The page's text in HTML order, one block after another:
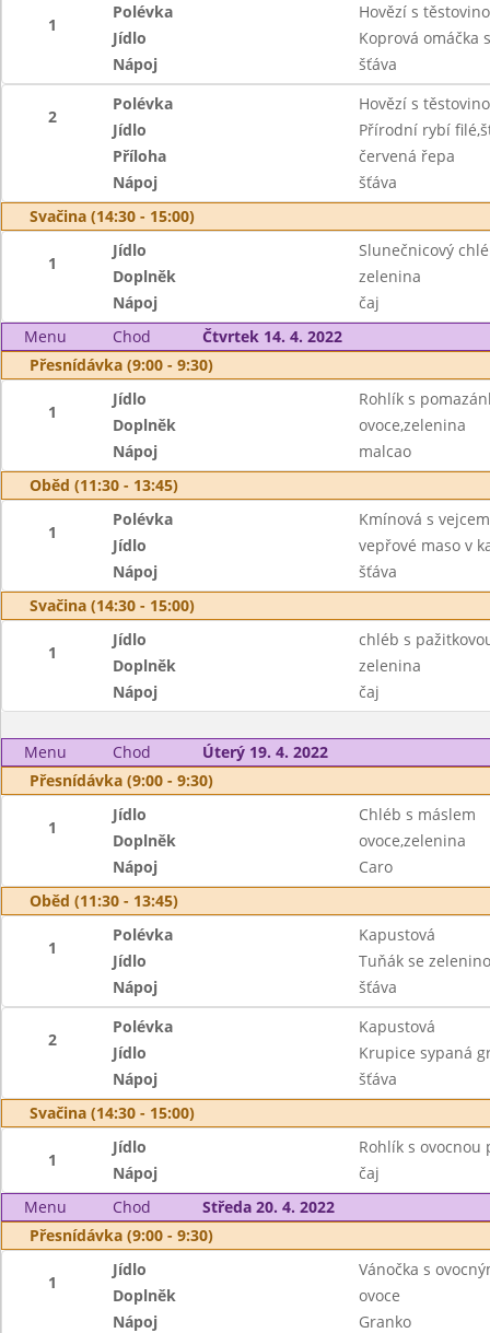
1
Polévka
Hovězí s
Jídlo
Koprová omáčka
Nápoj
šťáva
2
Polévka
Hovězí s
Jídlo
Přírodní rybí
Příloha
červená řepa
Nápoj
šťáva
Svačina (14:30 - 15:00)
1
Jídlo
Slunečnicový
Doplněk
zelenina
Nápoj
čaj
Menu
Chod
Čtvrtek 14. 4. 2022
Přesnídávka (9:00 - 9:30)
1
Jídlo
Rohlík s
Doplněk
ovoce,zelenina
Nápoj
malcao
Oběd (11:30 - 13:45)
1
Polévka
Kmínová s vejcem
Jídlo
vepřové maso v
Nápoj
šťáva
Svačina (14:30 - 15:00)
1
Jídlo
chléb s
Doplněk
zelenina
Nápoj
čaj
Menu Chod
Úterý 19. 4. 2022
Přesnídávka (9:00 - 9:30)
1
Jídlo
Chléb s máslem
Doplněk
ovoce,zelenina
Nápoj
Caro
Oběd (11:30 - 13:45)
1
Polévka
Kapustová
Jídlo
Tuňák se
Nápoj
šťáva
2
Polévka
Kapustová
Jídlo
Krupice sypaná
Nápoj
šťáva
Svačina (14:30 - 15:00)
1
Jídlo
Rohlík s ovocnou
Nápoj
čaj
Menu
Chod
Středa 20. 4. 2022
Přesnídávka (9:00 - 9:30)
1
Jídlo
Vánočka s
Doplněk
ovoce
Nápoj
Granko